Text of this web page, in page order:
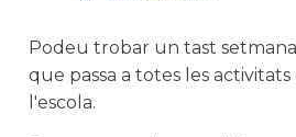
Podeu trobar un tast
que passa a totes les
l'escola.